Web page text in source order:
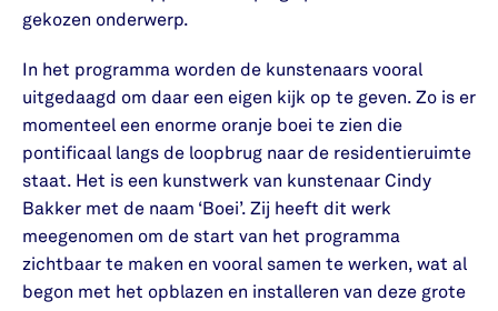
gekozen onderwerp.
In het programma worden de kunstenaars vooral
uitgedaagd om daar een eigen kijk op te geven. Zo is er
momenteel een enorme oranje boei te zien die
pontificaal langs de loopbrug naar de residentieruimte
staat. Het is een kunstwerk van kunstenaar Cindy
Bakker met de naam ‘Boei’. Zij heeft dit werk
meegenomen om de start van het programma
zichtbaar te maken en vooral samen te werken, wat al
begon met het opblazen en installeren van deze grote